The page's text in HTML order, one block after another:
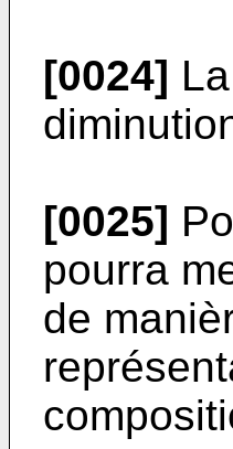
[0024]
[0025]
pourra
de